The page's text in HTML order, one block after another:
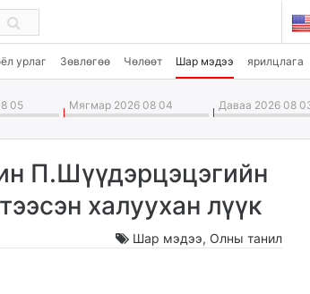
урлаг Зөвлөгөө Чөлөөт Шар мэдээ ярилцлага
05 Мягмар 2026 08 04 Даваа 2026 08
П.Шүүдэрцэцэгийн
халуухан лүүк
Шар мэдээ, Олны танил